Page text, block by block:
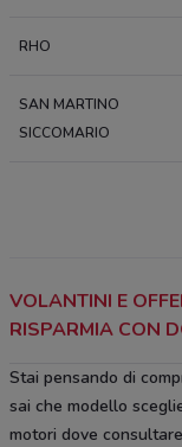
RHO
SAN MARTINO
SICCOMARIO
VOLANTINI E
RISPARMIA CON
Stai pensando di
sai che modello
motori dove